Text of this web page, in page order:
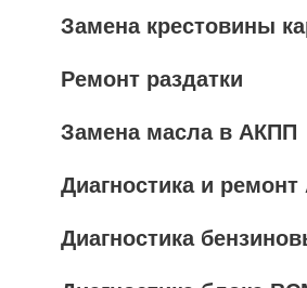
Замена крестовины
Ремонт раздатки
Замена масла в АКПП
Диагностика и
Диагностика